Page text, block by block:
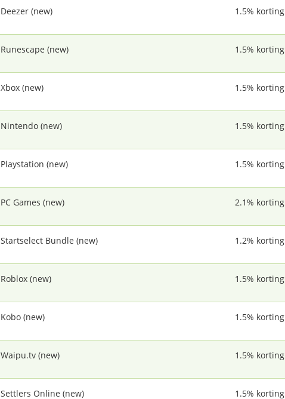
Deezer (new) 1.5% korting
Runescape (new) 1.5% korting
Xbox (new) 1.5% korting
Nintendo (new) 1.5% korting
Playstation (new) 1.5% korting
PC Games (new) 2.1% korting
Startselect Bundle (new) 1.2% korting
Roblox (new) 1.5% korting
Kobo (new) 1.5% korting
Waipu.tv (new) 1.5% korting
Settlers Online (new) 1.5% korting